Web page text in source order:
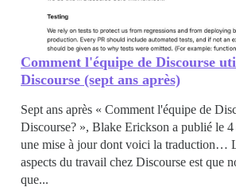
Comment l'équipe de Discourse
Discourse (sept ans après)
Sept ans après « Comment l'équipe de
Discourse? », Blake Erickson a publié le
une mise à jour dont voici la traduction…
aspects du travail chez Discourse est que
que...